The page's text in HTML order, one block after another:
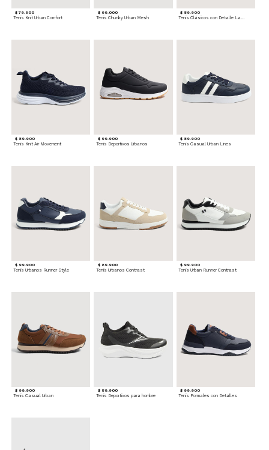
$ 79.900
Tenis Knit Urban Comfort
$ 99.000
Tenis Chunky Urban Mesh
$ 89.900
Tenis Clásicos con Detalle Lateral
$ 89.900
Tenis Knit Air Movement
$ 99.900
Tenis Deportivos Urbanos
$ 89.900
Tenis Casual Urban Lines
$ 99.900
Tenis Urbanos Runner Style
$ 89.900
Tenis Urbanos Contrast
$ 99.900
Tenis Urban Runner Contrast
$ 99.900
Tenis Casual Urban
$ 89.900
Tenis Deportivos para hombre
$ 99.900
Tenis Formales con Detalles